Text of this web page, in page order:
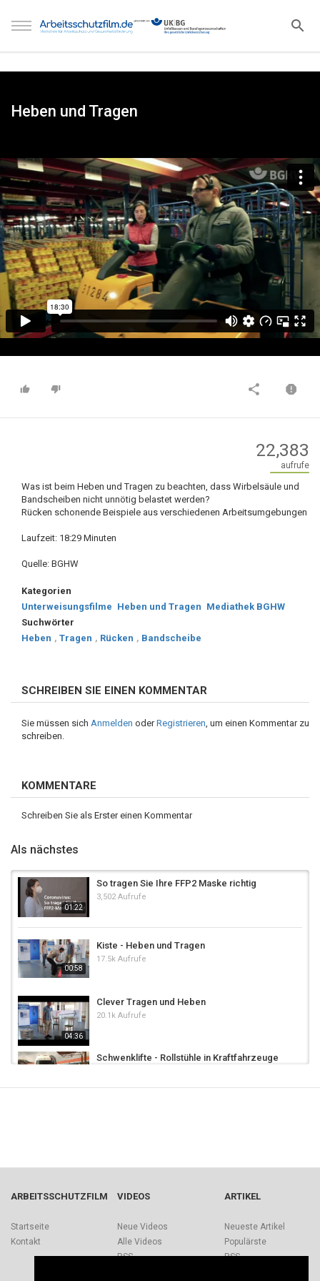
Heben und Tragen
22,383
aufrufe
Was ist beim Heben und Tragen zu beachten, dass Wirbelsäule und
Bandscheiben nicht unnötig belastet werden?
Rücken schonende Beispiele aus verschiedenen Arbeitsumgebungen
Laufzeit: 18:29 Minuten
Quelle: BGHW
Kategorien
Unterweisungsfilme Heben und Tragen Mediathek BGHW
Suchwörter
Heben , Tragen , Rücken , Bandscheibe
SCHREIBEN SIE EINEN KOMMENTAR
Sie müssen sich Anmelden oderRegistrieren , um einen Kommentar zu
schreiben.
KOMMENTARE
Schreiben Sie als Erster einen Kommentar
Als nächstes
01:22
So tragen Sie Ihre FFP2 Maske richtig
3,502 Aufrufe
00:58
Kiste - Heben und Tragen
17.5k Aufrufe
04:36
Clever Tragen und Heben
20.1k Aufrufe
Schwenklifte - Rollstühle in Kraftfahrzeuge
Heben und Tragen
Persönliche Schutzausrüstung beim
Kranbetrieb tragen
2,283 Aufrufe
ARBEITSSCHUTZFILM
Startseite
Kontakt
VIDEOS
Neue Videos
Alle Videos
RSS
ARTIKEL
Neueste Artikel
Populärste
RSS